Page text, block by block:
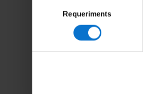
consentiment
Requeriments